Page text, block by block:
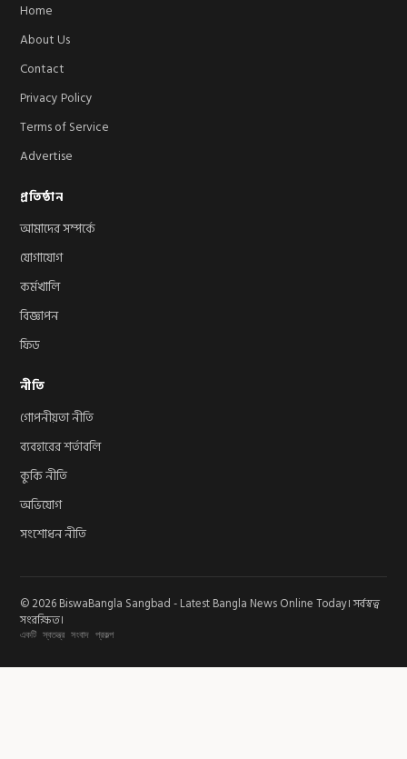
Home
About Us
Contact
Privacy Policy
Terms of Service
Advertise
প্রতিষ্ঠান
আমাদের সম্পর্কে
যোগাযোগ
কর্মখালি
বিজ্ঞাপন
ফিড
নীতি
গোপনীয়তা নীতি
ব্যবহারের শর্তাবলি
কুকি নীতি
অভিযোগ
সংশোধন নীতি
© 2026 BiswaBangla Sangbad - Latest Bangla News Online Today। সর্বস্বত্ব
সংরক্ষিত।
একটি স্বতন্ত্র সংবাদ প্রকল্প